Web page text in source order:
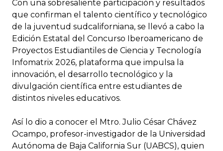
Con una sobresaliente participación y resultados
que confirman el talento científico y tecnológico
de la juventud sudcaliforniana, se llevó a cabo la
Edición Estatal del Concurso Iberoamericano de
Proyectos Estudiantiles de Ciencia y Tecnología
Infomatrix 2026, plataforma que impulsa la
innovación, el desarrollo tecnológico y la
divulgación científica entre estudiantes de
distintos niveles educativos.
Así lo dio a conocer el Mtro. Julio César Chávez
Ocampo, profesor-investigador de la Universidad
Autónoma de Baja California Sur (UABCS), quien